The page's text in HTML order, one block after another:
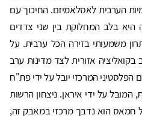
הערבית לאסלאמיזם. החיכוך עם
בלב המחלוקת בין שני צדדים
משמעותי בזירה הכל ערבית. על
אזורית לצד מדינות ערב
המרכזי יובל על ידי פת"ח
המובל על ידי איראן. ניצחון הרשות
חמאס הוא נדבך מרכזי במאבק זה,